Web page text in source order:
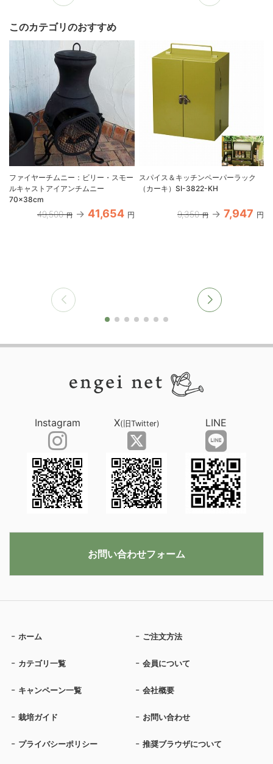
このカテゴリのおすすめ
ファイヤーチムニー：ビリー・スモー
ルキャストアイアンチムニー
70×38cm
49,500 円 41,654 円
スパイス＆キッチンペーパーラック
（カーキ）SI-3822-KH
9,350 円 7,947 円
ホーム ご注文方法
カテゴリ一覧 会員について
キャンペーン一覧 会社概要
栽培ガイド お問い合わせ
プライバシーポリシー 推奨ブラウザについて
Instagram X(旧Twitter) LINE
お問い合わせフォーム